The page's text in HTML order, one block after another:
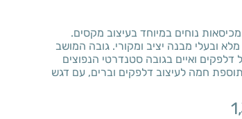
נוחים במיוחד בעיצוב מקסים.
ובעלי מבנה יציב ומקורי. גובה המושב
אל דלפקים ואיים בגובה סטנדרטי הנפוצים
חמה לעיצוב דלפקים וברים, עם דגש